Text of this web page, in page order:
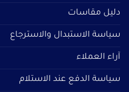
دليل مقاسات
سياسة الاستبدال والاسترجاع
آراء العملاء
سياسة الدفع عند الاستلام